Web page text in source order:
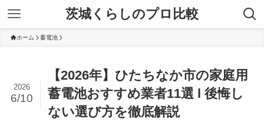
茨城くらしのプロ比較
ホーム 蓄電池
【2026年】ひたちなか市の家庭用
蓄電池おすすめ業者11選 l 後悔し
ない選び方を徹底解説
2026
6/10